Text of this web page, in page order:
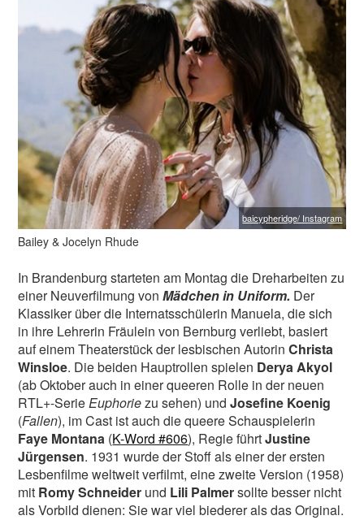
baicypheridge/ Instagram
Bailey & Jocelyn Rhude
In Brandenburg starteten am Montag die Dreharbeiten zu
einer Neuverfilmung vonMädchen in Uniform. Der
Klassiker über die Internatsschülerin Manuela, die sich
in ihre Lehrerin Fräulein von Bernburg verliebt, basiert
auf einem Theaterstück der lesbischen AutorinChrista
Winsloe. Die beiden Hauptrollen spielen Derya Akyol
(ab Oktober auch in einer queeren Rolle in der neuen
RTL+-SerieEuphoriezu sehen) undJosefine Koenig
(Fallen), im Cast ist auch die queere Schauspielerin
Faye Montana (K-Word #606), Regie führtJustine
Jürgensen. 1931 wurde der Stoff als einer der ersten
Lesbenfilme weltweit verfilmt, eine zweite Version (1958)
mit Romy Schneider und Lili Palmersollte besser nicht
als Vorbild dienen: Sie war viel biederer als das Original.
L-MAG.de unterstütze ich! >>
Nein Danke, möchte ich nicht |Hab schon!